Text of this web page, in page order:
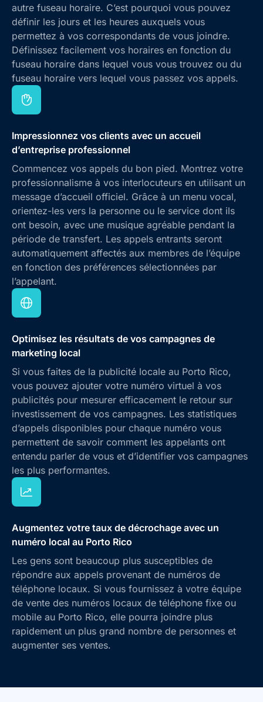
autre fuseau horaire. C’est pourquoi vous pouvez
définir les jours et les heures auxquels vous
permettez à vos correspondants de vous joindre.
Définissez facilement vos horaires en fonction du
fuseau horaire dans lequel vous vous trouvez ou du
fuseau horaire vers lequel vous passez vos appels.
Impressionnez vos clients avec un accueil
d’entreprise professionnel
Commencez vos appels du bon pied. Montrez votre
professionnalisme à vos interlocuteurs en utilisant un
message d’accueil officiel. Grâce à un menu vocal,
orientez-les vers la personne ou le service dont ils
ont besoin, avec une musique agréable pendant la
période de transfert. Les appels entrants seront
automatiquement affectés aux membres de l’équipe
en fonction des préférences sélectionnées par
l’appelant.
Optimisez les résultats de vos campagnes de
marketing local
Si vous faites de la publicité locale au Porto Rico,
vous pouvez ajouter votre numéro virtuel à vos
publicités pour mesurer efficacement le retour sur
investissement de vos campagnes. Les statistiques
d’appels disponibles pour chaque numéro vous
permettent de savoir comment les appelants ont
entendu parler de vous et d’identifier vos campagnes
les plus performantes.
Augmentez votre taux de décrochage avec un
numéro local au Porto Rico
Les gens sont beaucoup plus susceptibles de
répondre aux appels provenant de numéros de
téléphone locaux. Si vous fournissez à votre équipe
de vente des numéros locaux de téléphone fixe ou
mobile au Porto Rico, elle pourra joindre plus
rapidement un plus grand nombre de personnes et
augmenter ses ventes.